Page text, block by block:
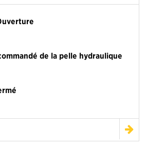
de la pelle hydraulique